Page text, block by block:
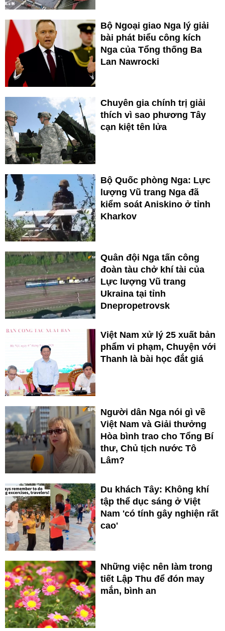
Bộ Ngoại giao Nga lý giải
bài phát biểu công kích
Nga của Tổng thống Ba
Lan Nawrocki
Chuyên gia chính trị giải
thích vì sao phương Tây
cạn kiệt tên lửa
Bộ Quốc phòng Nga: Lực
lượng Vũ trang Nga đã
kiểm soát Aniskino ở tỉnh
Kharkov
Quân đội Nga tấn công
đoàn tàu chở khí tài của
Lực lượng Vũ trang
Ukraina tại tỉnh
Dnepropetrovsk
Việt Nam xử lý 25 xuất bản
phẩm vi phạm, Chuyện với
Thanh là bài học đắt giá
Người dân Nga nói gì về
Việt Nam và Giải thưởng
Hòa bình trao cho Tổng Bí
thư, Chủ tịch nước Tô
Lâm?
Du khách Tây: Không khí
tập thể dục sáng ở Việt
Nam 'có tính gây nghiện rất
cao'
Những việc nên làm trong
tiết Lập Thu để đón may
mắn, bình an